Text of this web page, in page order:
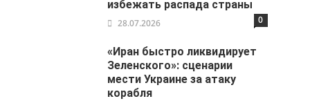
избежать распада страны
28.07.2026 0
«Иран быстро ликвидирует
Зеленского»: сценарии
мести Украине за атаку
корабля